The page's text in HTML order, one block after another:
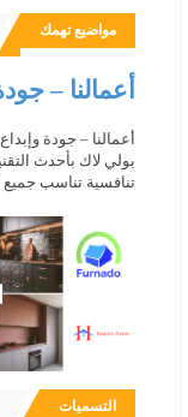
مواضيع تهمك
أعمالنا –
أعمالنا – جودة
بولي لاك بأحدث
تنافسية تناسب جميع
التسميات